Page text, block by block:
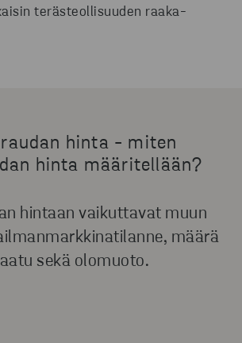
terästeollisuuden raaka-
hinta - miten
hinta määritellään?
hintaan vaikuttavat muun
määrä
sekä olomuoto.